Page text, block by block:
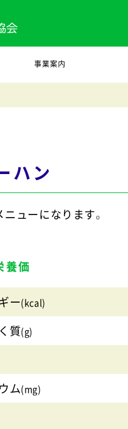
事業案内
ハン
ューになります。
養価
ー(kcal)
質(g)
ム(mg)